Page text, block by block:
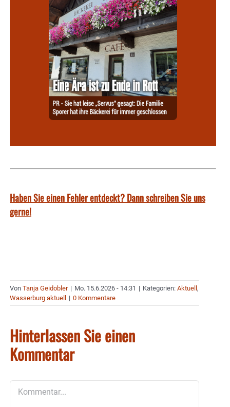
Haben Sie einen Fehler entdeckt? Dann schreiben Sie uns
gerne!
Von Tanja Geidobler | Mo. 15.6.2026 - 14:31 | Kategorien: Aktuell ,
Wasserburg aktuell
| 0 Kommentare
Hinterlassen Sie einen
Kommentar